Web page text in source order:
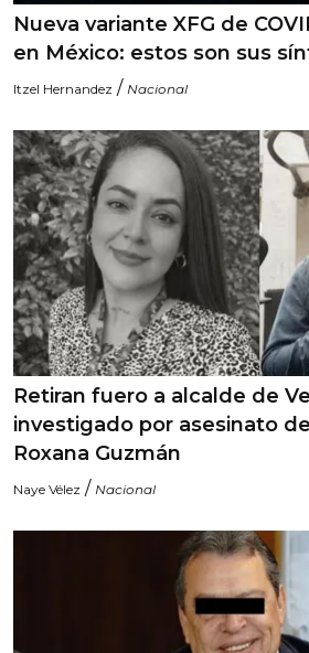
Nueva variante XFG de
en México: estos son sus
Itzel Hernandez / Nacional
Retiran fuero a alcalde de
investigado por asesinato
Roxana Guzmán
Naye Vélez / Nacional